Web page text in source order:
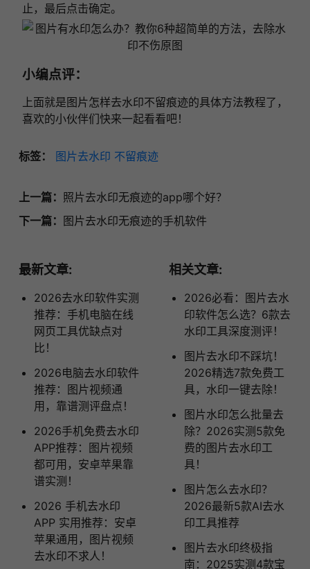
止，最后点击确定。
小编点评：
上面就是图片怎样去水印不留痕迹的具体方法教程了，
喜欢的小伙伴们快来一起看看吧！
标签： 图片去水印 不留痕迹
上一篇： 照片去水印无痕迹的app哪个好？
下一篇： 图片去水印无痕迹的手机软件
最新文章:
2026去水印软件实测
推荐：手机电脑在线
网页工具优缺点对
比！
2026电脑去水印软件
推荐：图片视频通
用，靠谱测评盘点！
2026手机免费去水印
APP推荐：图片视频
都可用，安卓苹果靠
谱实测！
2026 手机去水印
APP 实用推荐：安卓
苹果通用，图片视频
去水印不求人！
相关文章:
2026必看：图片去水
印软件怎么选？6款去
水印工具深度测评！
图片去水印不踩坑！
2026精选7款免费工
具，水印一键去除！
图片水印怎么批量去
除？2026实测5款免
费的图片去水印工
具！
图片怎么去水印？
2026最新5款AI去水
印工具推荐
图片去水印终极指
南：2025实测4款宝